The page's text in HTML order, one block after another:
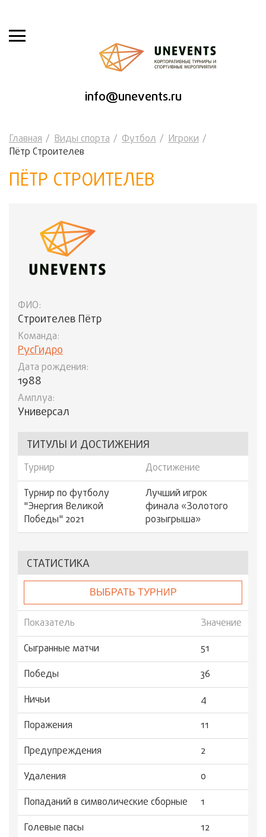
info@unevents.ru
Главная Виды спорта Футбол
Игроки
Пётр Строителев
ПЁТР СТРОИТЕЛЕВ
ФИО:
Строителев Пётр
Команда:
РусГидро
Дата рождения:
1988
Амплуа:
Универсал
ТИТУЛЫ И ДОСТИЖЕНИЯ
Турнир
Достижение
Турнир по футболу
"Энергия Великой
Победы" 2021
Лучший игрок
финала «Золотого
розыгрыша»
СТАТИСТИКА
ВЫБРАТЬ ТУРНИР
Показатель
Значение
Сыгранные матчи
51
Победы
36
Ничьи
4
Поражения
11
Предупреждения
2
Удаления
0
Попаданий в символические сборные
1
Голевые пасы
12